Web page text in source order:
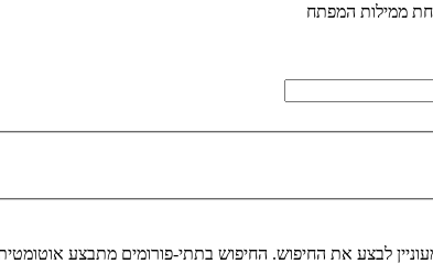
ממילות המפתח
לבצע את החיפוש. החיפוש בתתי-פורומים מתבצע